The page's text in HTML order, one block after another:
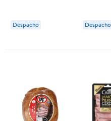
Despacho Despacho